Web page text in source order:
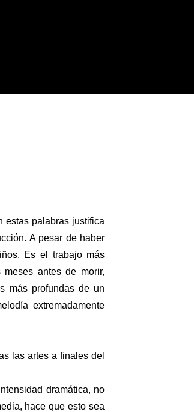
estas palabras justifica
A pesar de haber
Es el trabajo más
antes de morir,
más profundas de un
extremadamente
las artes a finales del
dramática, no
hace que esto sea